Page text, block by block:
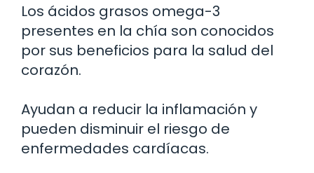
Los ácidos grasos omega-3
presentes en la chía son conocidos
por sus beneficios para la salud del
corazón.
Ayudan a reducir la inflamación y
pueden disminuir el riesgo de
enfermedades cardíacas.